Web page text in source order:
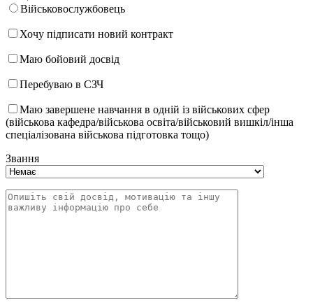
Військовослужбовець
Хочу підписати новий контракт
Маю бойовий досвід
Перебуваю в СЗЧ
Маю завершене навчання в одній із військових сфер
(військова кафедра/військова освіта/військовий вишкіл/інша
спеціалізована військова підготовка тощо)
Звання